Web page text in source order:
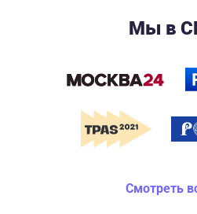
Мы в
Смотреть